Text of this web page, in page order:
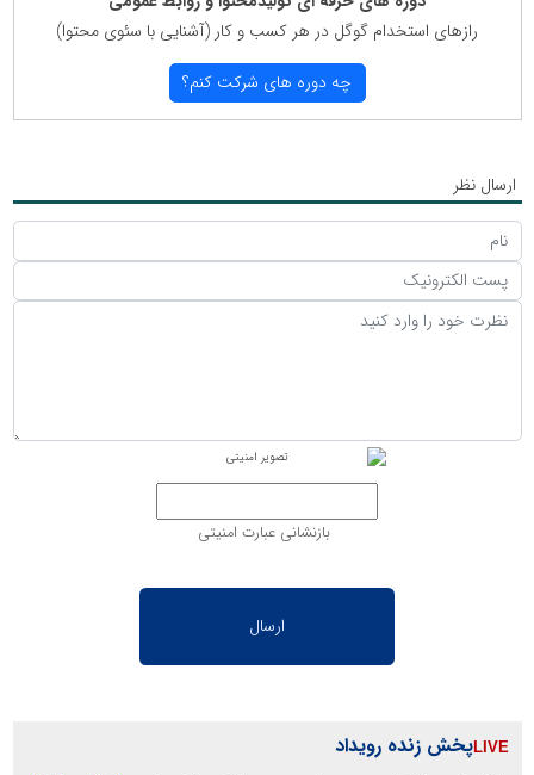
رازهای استخدام گوگل در هر كسب و كار (آشنایی با سئوی محتوا)
چه دوره های شركت كنم؟
ارسال نظر
بازنشانی عبارت امنیتی
پخش زنده رویداد